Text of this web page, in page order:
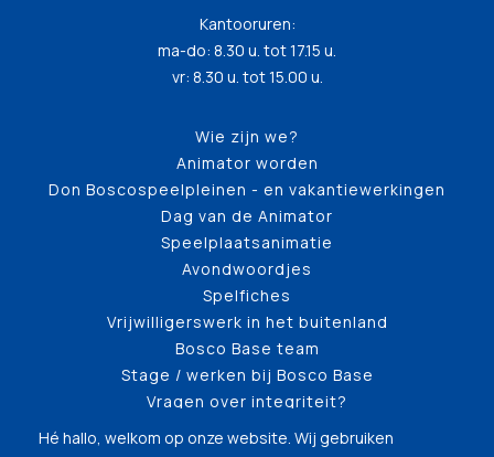
Kantooruren:
ma-do: 8.30 u. tot 17.15 u.
vr: 8.30 u. tot 15.00 u.
Wie zijn we?
Animator worden
Don Boscospeelpleinen - en vakantiewerkingen
Dag van de Animator
Speelplaatsanimatie
Avondwoordjes
Spelfiches
Vrijwilligerswerk in het buitenland
Bosco Base team
Stage / werken bij Bosco Base
Vragen over integriteit?
Hé hallo, welkom op onze website. Wij gebruiken